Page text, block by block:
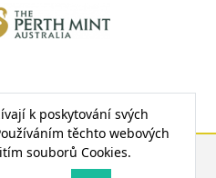
k poskytování svých
těchto webových
souborů Cookies.